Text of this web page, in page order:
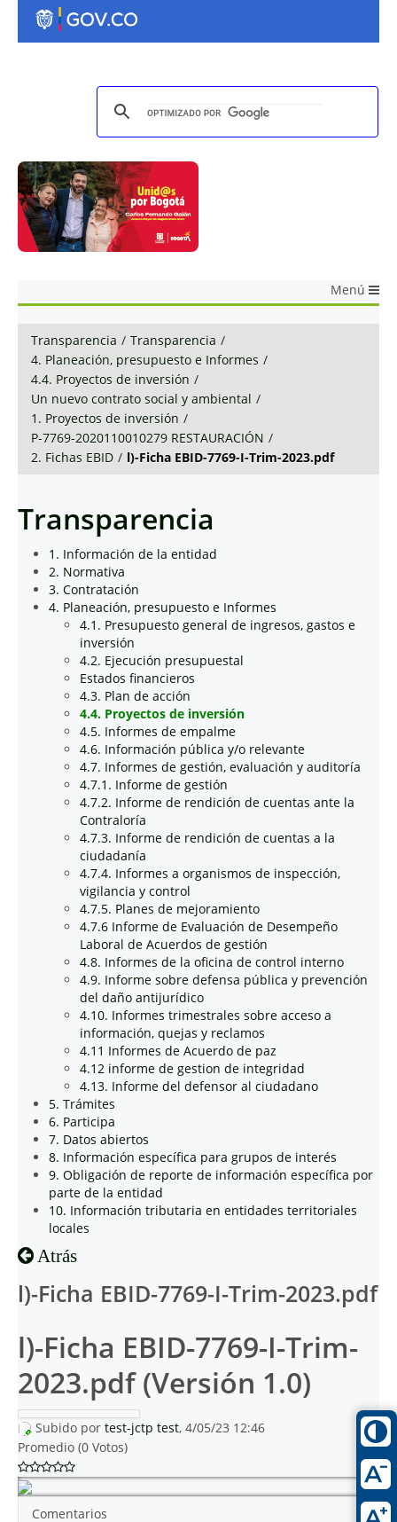
Menú
Transparencia / Transparencia /
4. Planeación, presupuesto e Informes /
4.4. Proyectos de inversión /
Un nuevo contrato social y ambiental /
1. Proyectos de inversión /
P-7769-2020110010279 RESTAURACIÓN /
2. Fichas EBID / l)-Ficha EBID-7769-I-Trim-2023.pdf
Transparencia
1. Información de la entidad
2. Normativa
3. Contratación
4. Planeación, presupuesto e Informes
4.1. Presupuesto general de ingresos, gastos e
inversión
4.2. Ejecución presupuestal
Estados financieros
4.3. Plan de acción
4.4. Proyectos de inversión
4.5. Informes de empalme
4.6. Información pública y/o relevante
4.7. Informes de gestión, evaluación y auditoría
4.7.1. Informe de gestión
4.7.2. Informe de rendición de cuentas ante la
Contraloría
4.7.3. Informe de rendición de cuentas a la
ciudadanía
4.7.4. Informes a organismos de inspección,
vigilancia y control
4.7.5. Planes de mejoramiento
4.7.6 Informe de Evaluación de Desempeño
Laboral de Acuerdos de gestión
4.8. Informes de la oficina de control interno
4.9. Informe sobre defensa pública y prevención
del daño antijurídico
4.10. Informes trimestrales sobre acceso a
información, quejas y reclamos
4.11 Informes de Acuerdo de paz
4.12 informe de gestion de integridad
4.13. Informe del defensor al ciudadano
5. Trámites
6. Participa
7. Datos abiertos
8. Información específica para grupos de interés
9. Obligación de reporte de información específica por
parte de la entidad
10. Información tributaria en entidades territoriales
locales
Atrás
l)-Ficha EBID-7769-I-Trim-2023.pdf
l)-Ficha EBID-7769-I-Trim-
2023.pdf (Versión 1.0)
Subido por test-jctp test, 4/05/23 12:46
Promedio (0 Votos)
Comentarios